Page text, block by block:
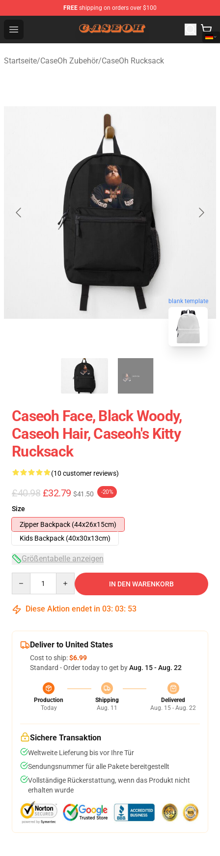
FREE shipping on orders over $100
Open menu
CaseOh Shop - Official CaseOh Merchandise Store
Startseite/CaseOh Zubehör/CaseOh Rucksack
blank template
Caseoh Face, Black Woody,
Caseoh Hair, Caseoh's Kitty
Rucksack
(10 customer reviews)
£40.98 £32.79 $41.50 -20%
Size
Zipper Backpack (44x26x15cm)
Kids Backpack (40x30x13cm)
Größentabelle anzeigen
IN DEN WARENKORB
Diese Aktion endet in 03: 03: 53
Deliver to United States
Cost to ship:$6.99
Standard - Order today to get byAug. 15 - Aug. 22
Production
Today
Shipping
Aug. 11
Delivered
Aug. 15 - Aug. 22
Sichere Transaktion
Weltweite Lieferung bis vor Ihre Tür
Sendungsnummer für alle Pakete bereitgestellt
Vollständige Rückerstattung, wenn das Produkt nicht
erhalten wurde